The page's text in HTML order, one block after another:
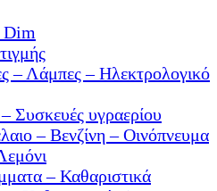
Dim
– Λάμπες – Ηλεκτρολογικό
Συσκευές υγραερίου
– Βενζίνη – Οινόπνευμα
– Καθαριστικά